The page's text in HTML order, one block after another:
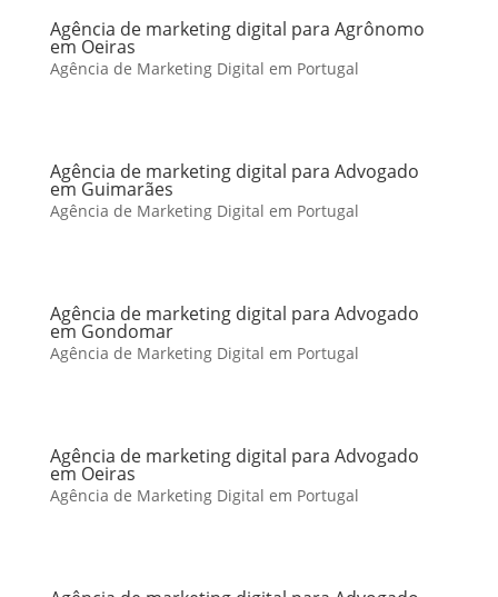
Agência de marketing digital para Agrônomo
em Oeiras
Agência de Marketing Digital em Portugal
Agência de marketing digital para Advogado
em Guimarães
Agência de Marketing Digital em Portugal
Agência de marketing digital para Advogado
em Gondomar
Agência de Marketing Digital em Portugal
Agência de marketing digital para Advogado
em Oeiras
Agência de Marketing Digital em Portugal